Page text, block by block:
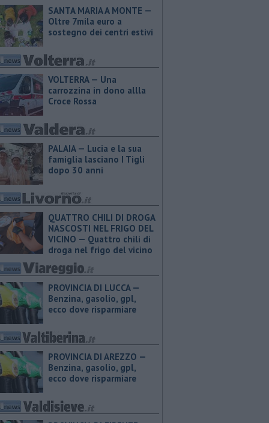
SANTA MARIA A MONTE —
Oltre 7mila euro a
sostegno dei centri estivi
VOLTERRA — Una
carrozzina in dono allla
Croce Rossa
PALAIA — Lucia e la sua
famiglia lasciano I Tigli
dopo 30 anni
QUATTRO CHILI DI DROGA
NASCOSTI NEL FRIGO DEL
VICINO — Quattro chili di
droga nel frigo del vicino
PROVINCIA DI LUCCA — ​
Benzina, gasolio, gpl,
ecco dove risparmiare
PROVINCIA DI AREZZO — ​
Benzina, gasolio, gpl,
ecco dove risparmiare